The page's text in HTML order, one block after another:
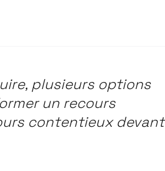
de
?
plusieurs options
un recours
contentieux devant